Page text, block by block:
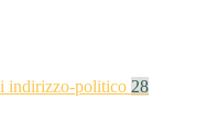
indirizzo-politico 28